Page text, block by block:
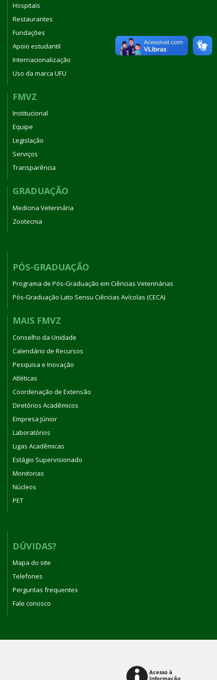
Hospitais
Restaurantes
Fundações
Apoio estudantil
Internacionalização
Uso da marca UFU
FMVZ
Institucional
Equipe
Legislação
Serviços
Transparência
GRADUAÇÃO
Medicina Veterinária
Zootecnia
PÓS-GRADUAÇÃO
Programa de Pós-Graduação em Ciências Veterinárias
Pós-Graduação Lato Sensu Ciências Avícolas (CECA)
MAIS FMVZ
Conselho da Unidade
Calendário de Recursos
Pesquisa e Inovação
Atléticas
Coordenação de Extensão
Diretórios Acadêmicos
Empresa Júnior
Laboratórios
Ligas Acadêmicas
Estágio Supervisionado
Monitorias
Núcleos
PET
DÚVIDAS?
Mapa do site
Telefones
Perguntas frequentes
Fale conosco